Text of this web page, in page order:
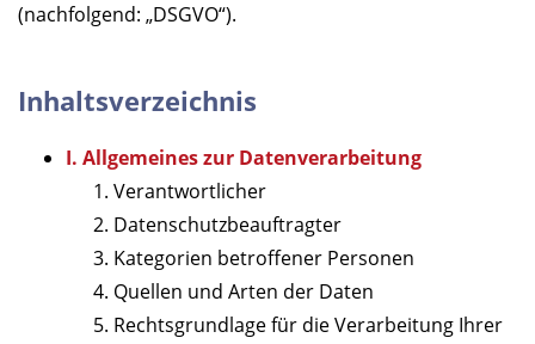
(nachfolgend: „DSGVO“).
Inhaltsverzeichnis
I. Allgemeines zur Datenverarbeitung
Verantwortlicher
Datenschutzbeauftragter
Kategorien betroffener Personen
Quellen und Arten der Daten
Rechtsgrundlage für die Verarbeitung Ihrer